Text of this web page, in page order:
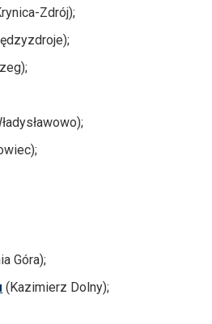
Zdrój);
Góra);
(Kazimierz Dolny);